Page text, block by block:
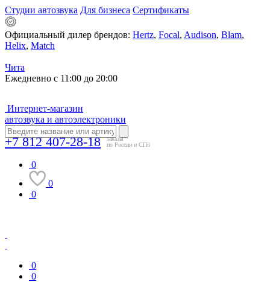
Студии автозвука Для бизнеса Сертификаты
Официальный дилер брендов: Hertz, Focal, Audison, Blam,
Helix, Match
Чита
Ежедневно с 11:00 до 20:00
Интернет-магазин
автозвука и автоэлектроники
+7 812 407-28-18
заказы
по России и СПб
0
0
0
0
0